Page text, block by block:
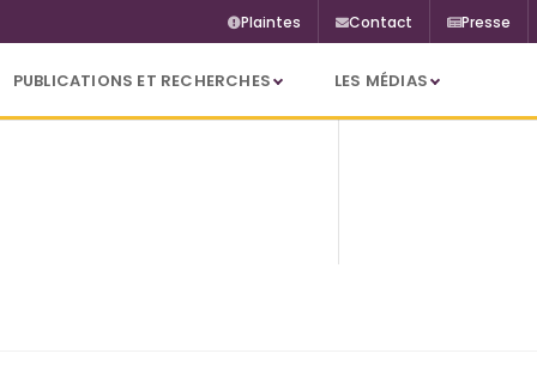
Plaintes Contact Presse
PUBLICATIONS ET RECHERCHES LES MÉDIAS